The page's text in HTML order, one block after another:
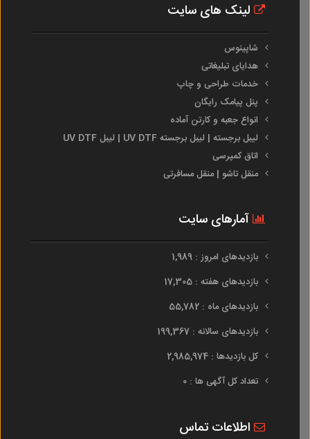
لینک های سایت
شاپینوس
هدایای تبلیغاتی
خدمات طراحی و چاپ
پنل پیامک رایگان
انواع جعبه و کارتن آماده
لیبل برجسته | لیبل برجسته UV DTF | لیبل UV DTF
اتاق کمپرسی
منقل تاشو | منقل مسافرتی
آمارهای سایت
بازدیدهای امروز : 1,989
بازدیدهای هفته : 17,305
بازدیدهای ماه : 55,782
بازدیدهای سالانه : 199,367
کل بازدیدها : 2,985,974
تعداد کل آگهی ها : 0
اطلاعات تماس